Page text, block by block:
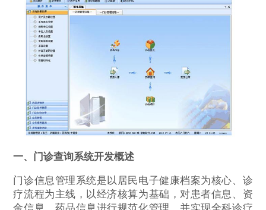
一、门诊查询系统开发概述
门诊信息管理系统是以居民电子健康档案为核心、诊
疗流程为主线，以经济核算为基础，对患者信息、资
金信息、药品信息进行规范化管理，并实现全科诊疗